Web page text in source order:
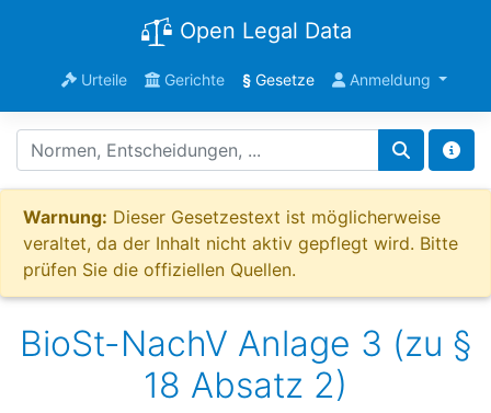
Open Legal Data
Urteile Gerichte §Gesetze Anmeldung
Warnung: Dieser Gesetzestext ist möglicherweise
veraltet, da der Inhalt nicht aktiv gepflegt wird. Bitte
prüfen Sie die offiziellen Quellen.
BioSt-NachV Anlage 3 (zu §
18 Absatz 2)